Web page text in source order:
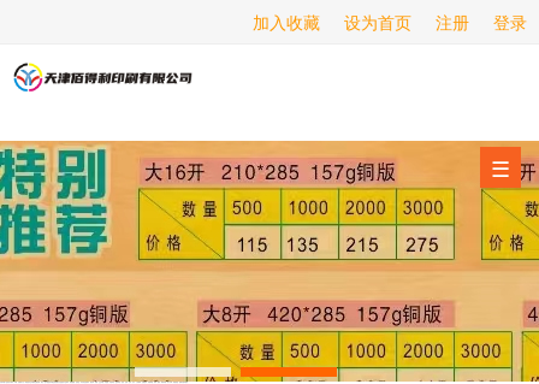
登录
注册
设为首页
加入收藏
☰
海报印刷
服务项目
经营范围
设备展示
新闻动态
关于我们